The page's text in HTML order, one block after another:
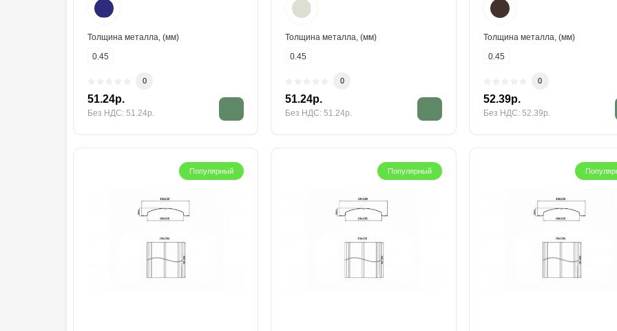
Толщина металла, (мм)
0.45
0
51.24р.
Без НДС: 51.24р.
Толщина металла, (мм)
0.45
0
51.24р.
Без НДС: 51.24р.
Толщина металла, (мм)
0.45
0
52.39р.
Без НДС: 52.39р.
Популярный Популярный